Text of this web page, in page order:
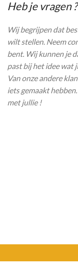
Heb je vragen ?
Wij begrijpen dat
wilt stellen. Neem
bent. Wij kunnen je
past bij het idee wat
Van onze andere
iets gemaakt
met jullie !